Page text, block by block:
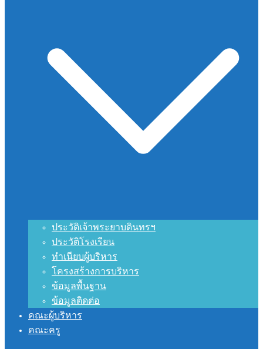
ประวัติเจ้าพระยาบดินทรฯ
ประวัติโรงเรียน
ทำเนียบผู้บริหาร
โครงสร้างการบริหาร
ข้อมูลพื้นฐาน
ข้อมูลติดต่อ
คณะผู้บริหาร
คณะครู